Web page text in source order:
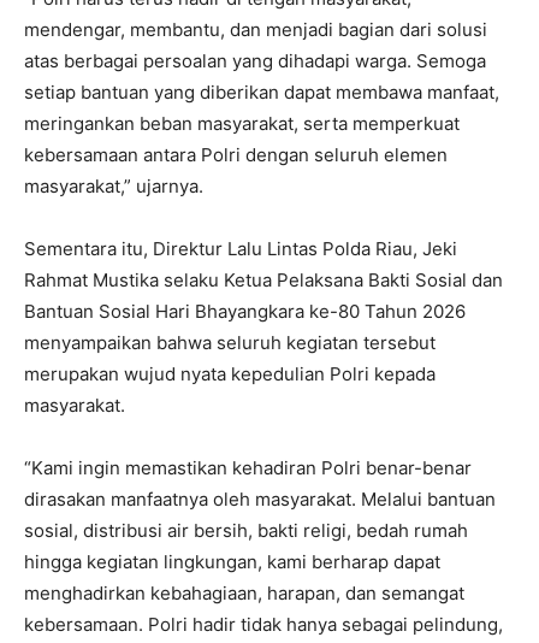
mendengar, membantu, dan menjadi bagian dari solusi
atas berbagai persoalan yang dihadapi warga. Semoga
setiap bantuan yang diberikan dapat membawa manfaat,
meringankan beban masyarakat, serta memperkuat
kebersamaan antara Polri dengan seluruh elemen
masyarakat,” ujarnya.
Sementara itu, Direktur Lalu Lintas Polda Riau, Jeki
Rahmat Mustika selaku Ketua Pelaksana Bakti Sosial dan
Bantuan Sosial Hari Bhayangkara ke-80 Tahun 2026
menyampaikan bahwa seluruh kegiatan tersebut
merupakan wujud nyata kepedulian Polri kepada
masyarakat.
“Kami ingin memastikan kehadiran Polri benar-benar
dirasakan manfaatnya oleh masyarakat. Melalui bantuan
sosial, distribusi air bersih, bakti religi, bedah rumah
hingga kegiatan lingkungan, kami berharap dapat
menghadirkan kebahagiaan, harapan, dan semangat
kebersamaan. Polri hadir tidak hanya sebagai pelindung,